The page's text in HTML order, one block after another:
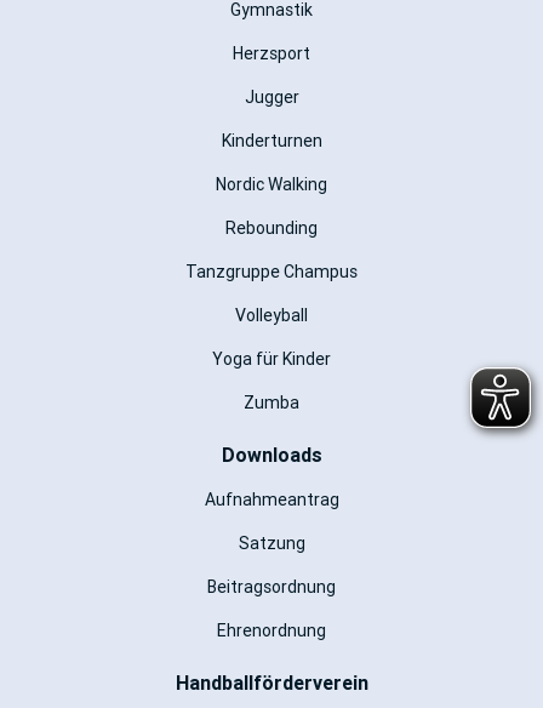
Gymnastik
Herzsport
Jugger
Kinderturnen
Nordic Walking
Rebounding
Tanzgruppe Champus
Volleyball
Yoga für Kinder
Zumba
Downloads
Aufnahmeantrag
Satzung
Beitragsordnung
Ehrenordnung
Handballförderverein